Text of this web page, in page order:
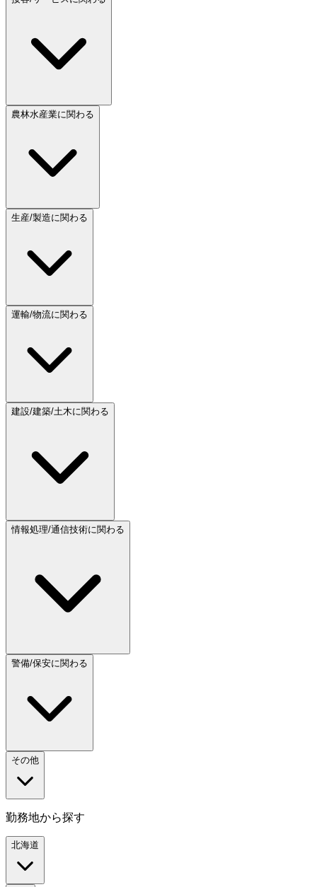
農林水産業に関わる
生産/製造に関わる
運輸/物流に関わる
建設/建築/土木に関わる
情報処理/通信技術に関わる
警備/保安に関わる
その他
勤務地から探す
北海道